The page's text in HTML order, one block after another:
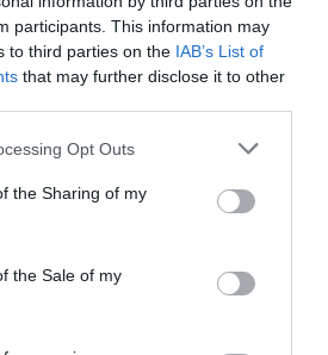
participants. This information may
to third parties on the IAB’s List of
that may further disclose it to other
Opt Outs
the Sharing of my
the Sale of my
4 mai 2018 - 13 h 49
autres connoisseurs d’AF se
voulu me répondre?
du SNPL?
t il vraiment en chair et en os ce
ce qu’un hologramme engalonne